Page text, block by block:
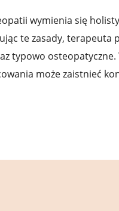
wymienia się
te zasady, terapeuta
typowo
może zaistnieć